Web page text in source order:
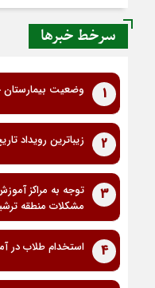
سرخط خبرها
1 وضعیت
2 زیباترین رویداد تاریخ
3
توجه به مراکز
مشکلات منطقه
4 استخدام طلاب در